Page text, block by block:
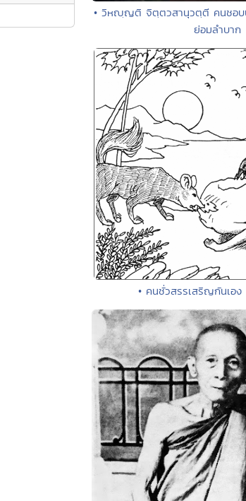
• วิหญฺญติ จิตฺตวสานุวตฺตี คนชอบ
ย่อมลำบาก
• คนชั่วสรรเสริญกันเอ